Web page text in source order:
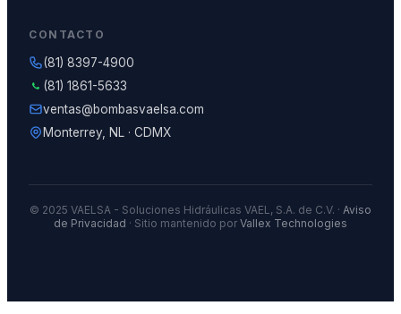
CONTACTO
(81) 8397-4900
(81) 1861-5633
ventas@bombasvaelsa.com
Monterrey, NL · CDMX
© 2025 VAELSA - Soluciones Hidráulicas VAEL, S.A. de C.V. · Aviso
de Privacidad · Sitio mantenido por Vallex Technologies